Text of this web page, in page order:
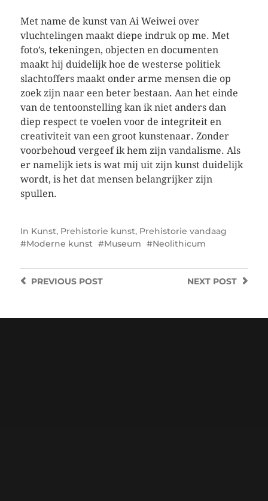
Met name de kunst van Ai Weiwei over
vluchtelingen maakt diepe indruk op me. Met
foto’s, tekeningen, objecten en documenten
maakt hij duidelijk hoe de westerse politiek
slachtoffers maakt onder arme mensen die op
zoek zijn naar een beter bestaan. Aan het einde
van de tentoonstelling kan ik niet anders dan
diep respect te voelen voor de integriteit en
creativiteit van een groot kunstenaar. Zonder
voorbehoud vergeef ik hem zijn vandalisme. Als
er namelijk iets is wat mij uit zijn kunst duidelijk
wordt, is het dat mensen belangrijker zijn
spullen.
In Kunst, Prehistorie kunst, Prehistorie vandaag
Moderne kunst
Museum Neolithicum
NEXT POST
PREVIOUSPOST